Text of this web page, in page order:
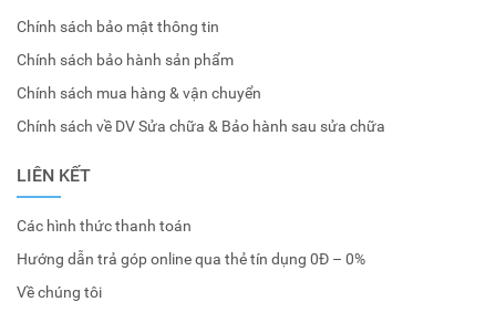
Chính sách bảo mật thông tin
Chính sách bảo hành sản phẩm
Chính sách mua hàng & vận chuyển
Chính sách về DV Sửa chữa & Bảo hành sau sửa chữa
LIÊN KẾT
Các hình thức thanh toán
Hướng dẫn trả góp online qua thẻ tín dụng 0Đ – 0%
Về chúng tôi